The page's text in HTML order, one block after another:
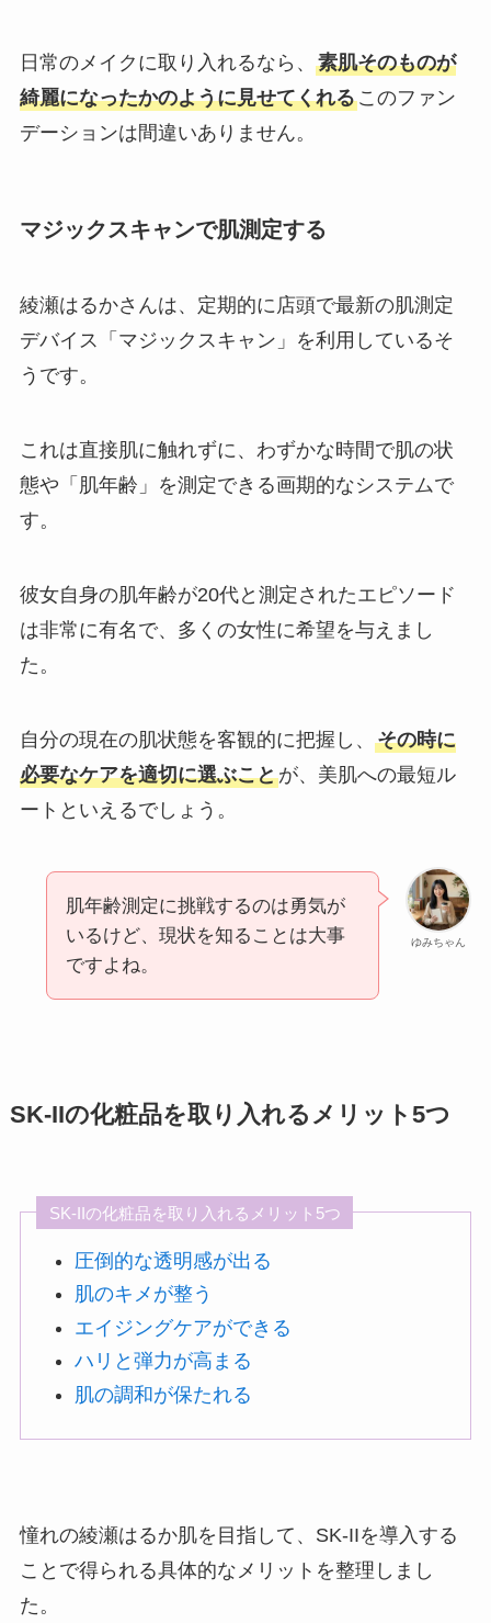
日常のメイクに取り入れるなら、 素肌そのものが
綺麗になったかのように見せてくれるこのファン
デーションは間違いありません。
マジックスキャンで肌測定する
綾瀬はるかさんは、定期的に店頭で最新の肌測定
デバイス「マジックスキャン」を利用しているそ
うです。
これは直接肌に触れずに、わずかな時間で肌の状
態や「肌年齢」を測定できる画期的なシステムで
す。
彼女自身の肌年齢が20代と測定されたエピソード
は非常に有名で、多くの女性に希望を与えまし
た。
自分の現在の肌状態を客観的に把握し、 その時に
必要なケアを適切に選ぶことが、美肌への最短ル
ートといえるでしょう。
ゆみちゃん
肌年齢測定に挑戦するのは勇気が
いるけど、現状を知ることは大事
ですよね。
SK-IIの化粧品を取り入れるメリット5つ
SK-IIの化粧品を取り入れるメリット5つ
圧倒的な透明感が出る
肌のキメが整う
エイジングケアができる
ハリと弾力が高まる
肌の調和が保たれる
憧れの綾瀬はるか肌を目指して、SK-IIを導入する
ことで得られる具体的なメリットを整理しまし
た。